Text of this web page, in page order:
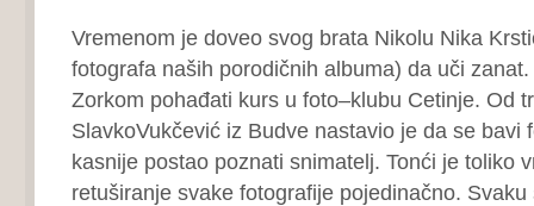
Vremenom je doveo svog brata Nikolu Nika
fotografa naših porodičnih albuma) da uči
Zorkom pohađati kurs u foto–klubu Cetinje. Od
SlavkoVukčević iz Budve nastavio je da se bavi
kasnije postao poznati snimatelj. Tonći je toliko
retuširanje svake fotografije pojedinačno.